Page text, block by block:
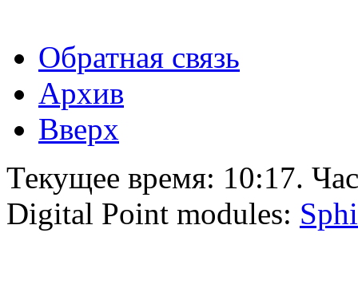
Обратная связь
Архив
Вверх
Текущее время: 10:17.
Digital Point modules: